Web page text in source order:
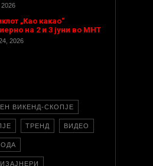
2026
„Као какао“
на 2 и 3 јуни во МНТ
2026
ВИКЕНД-СКОПЈЕ
ТРЕНД ВИДЕО